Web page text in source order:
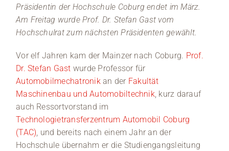
Präsidentin der Hochschule Coburg endet im März.
Am Freitag wurde Prof. Dr. Stefan Gast vom
Hochschulrat zum nächsten Präsidenten gewählt.
Vor elf Jahren kam der Mainzer nach Coburg. Prof.
Dr. Stefan Gast wurde Professor für
Automobilmechatronikan der Fakultät
Maschinenbau und Automobiltechnik, kurz darauf
auch Ressortvorstand im
Technologietransferzentrum Automobil Coburg
(TAC), und bereits nach einem Jahr an der
Hochschule übernahm er die Studiengangsleitung